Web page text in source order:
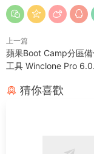
上一篇
蘋果Boot Camp分區
工具 Winclone Pro
猜你喜歡